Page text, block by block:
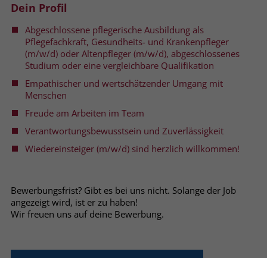
Dein Profil
Abgeschlossene pflegerische Ausbildung als
Pflegefachkraft, Gesundheits- und Krankenpfleger
(m/w/d) oder Altenpfleger (m/w/d), abgeschlossenes
Studium oder eine vergleichbare Qualifikation
Empathischer und wertschätzender Umgang mit
Menschen
Freude am Arbeiten im Team
Verantwortungsbewusstsein und Zuverlässigkeit
Wiedereinsteiger (m/w/d) sind herzlich willkommen!
Bewerbungsfrist? Gibt es bei uns nicht. Solange der Job
angezeigt wird, ist er zu haben!
Wir freuen uns auf deine Bewerbung.
Anzeige zugewiesen werden können.
Anbieter
Laufzeit 90 Tage
Zweck
Dieses Cookie wird gesetzt, wenn ein
Es enthält Informationen darüber,
welche Werbeanzeige geklickt wurde,
sodass erzielte Erfolge wie z.B.